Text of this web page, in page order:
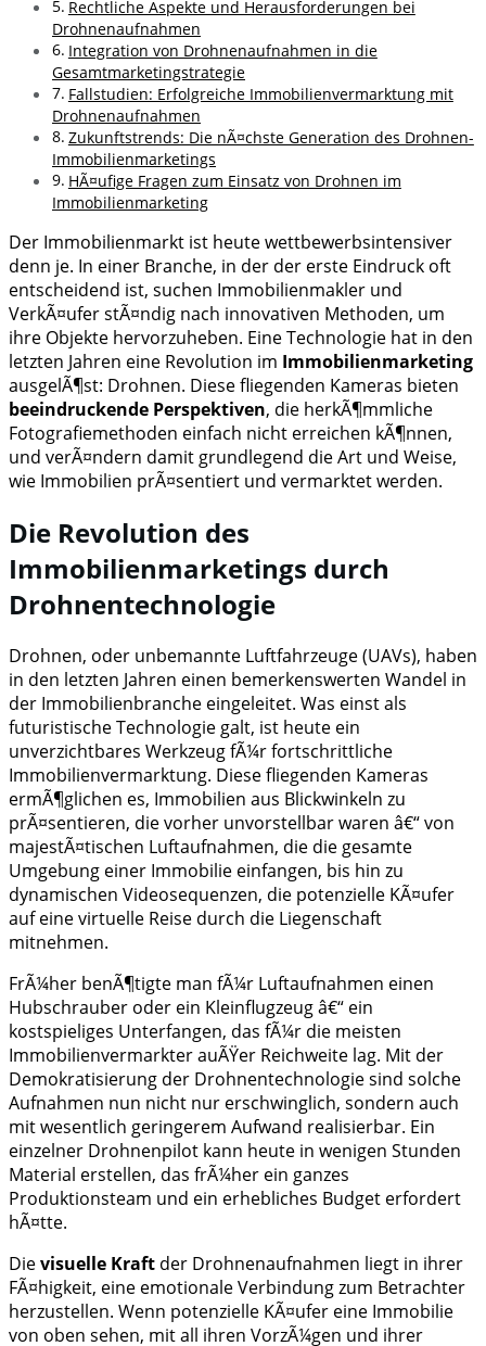
Rechtliche Aspekte und Herausforderungen bei
Drohnenaufnahmen
Integration von Drohnenaufnahmen in die
Gesamtmarketingstrategie
Fallstudien: Erfolgreiche Immobilienvermarktung mit
Drohnenaufnahmen
Zukunftstrends: Die nÃ¤chste Generation des Drohnen-
Immobilienmarketings
HÃ¤ufige Fragen zum Einsatz von Drohnen im
Immobilienmarketing
Der Immobilienmarkt ist heute wettbewerbsintensiver
denn je. In einer Branche, in der der erste Eindruck oft
entscheidend ist, suchen Immobilienmakler und
VerkÃ¤ufer stÃ¤ndig nach innovativen Methoden, um
ihre Objekte hervorzuheben. Eine Technologie hat in den
letzten Jahren eine Revolution im Immobilienmarketing
ausgelÃ¶st: Drohnen. Diese fliegenden Kameras bieten
beeindruckende Perspektiven, die herkÃ¶mmliche
Fotografiemethoden einfach nicht erreichen kÃ¶nnen,
und verÃ¤ndern damit grundlegend die Art und Weise,
wie Immobilien prÃ¤sentiert und vermarktet werden.
Die Revolution des
Immobilienmarketings durch
Drohnentechnologie
Drohnen, oder unbemannte Luftfahrzeuge (UAVs), haben
in den letzten Jahren einen bemerkenswerten Wandel in
der Immobilienbranche eingeleitet. Was einst als
futuristische Technologie galt, ist heute ein
unverzichtbares Werkzeug fÃ¼r fortschrittliche
Immobilienvermarktung. Diese fliegenden Kameras
ermÃ¶glichen es, Immobilien aus Blickwinkeln zu
prÃ¤sentieren, die vorher unvorstellbar waren â€“ von
majestÃ¤tischen Luftaufnahmen, die die gesamte
Umgebung einer Immobilie einfangen, bis hin zu
dynamischen Videosequenzen, die potenzielle KÃ¤ufer
auf eine virtuelle Reise durch die Liegenschaft
mitnehmen.
FrÃ¼her benÃ¶tigte man fÃ¼r Luftaufnahmen einen
Hubschrauber oder ein Kleinflugzeug â€“ ein
kostspieliges Unterfangen, das fÃ¼r die meisten
Immobilienvermarkter auÃŸer Reichweite lag. Mit der
Demokratisierung der Drohnentechnologie sind solche
Aufnahmen nun nicht nur erschwinglich, sondern auch
mit wesentlich geringerem Aufwand realisierbar. Ein
einzelner Drohnenpilot kann heute in wenigen Stunden
Material erstellen, das frÃ¼her ein ganzes
Produktionsteam und ein erhebliches Budget erfordert
hÃ¤tte.
Dievisuelle Kraft der Drohnenaufnahmen liegt in ihrer
FÃ¤higkeit, eine emotionale Verbindung zum Betrachter
herzustellen. Wenn potenzielle KÃ¤ufer eine Immobilie
von oben sehen, mit all ihren VorzÃ¼gen und ihrer